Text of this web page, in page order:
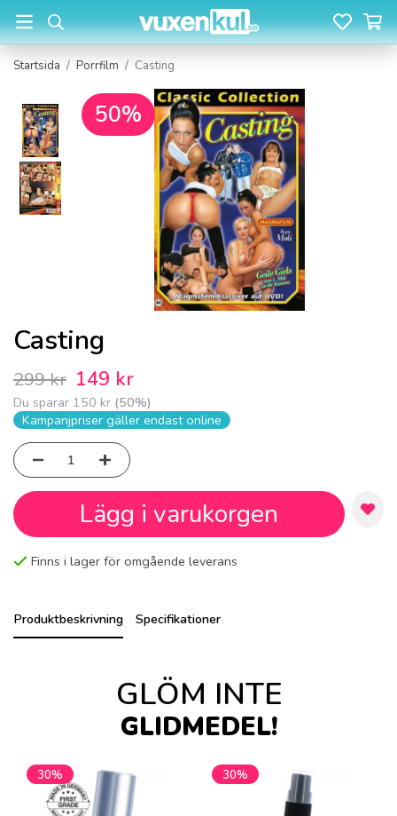
Startsida / Porrfilm / Casting
50%
Casting
299 kr 149 kr
Du sparar 150 kr (50%)
Kampanjpriser gäller endast online
Lägg i varukorgen
Finns i lager för omgående leverans
Produktbeskrivning Specifikationer
GLÖM INTE
GLIDMEDEL!
30% 30%